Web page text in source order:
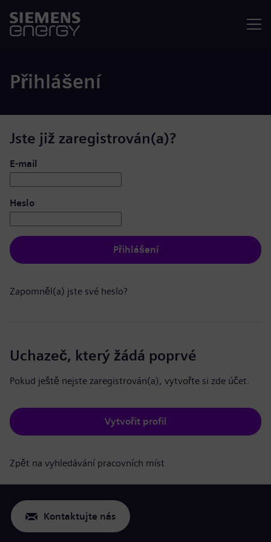
Přihlášení
Jste již zaregistrován(a)?
Přihlášení: uživatel a heslo
E-mail
Heslo
Přihlášení
Zapomněl(a) jste své heslo?
Uchazeč, který žádá poprvé
Pokud ještě nejste zaregistrován(a), vytvořte si zde účet.
Vytvořit profil
Zpět na vyhledávání pracovních míst
Kontaktujte nás